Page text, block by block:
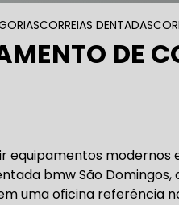
AUTO
AUTO
CORREIAS DENTADAS
DE
equipamentos
bmw São
uma oficina referência